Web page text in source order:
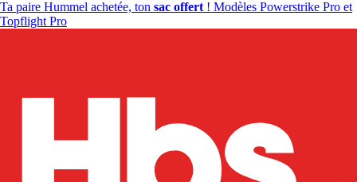
Ta paire Hummel achetée, ton sac offert ! Modèles Powerstrike Pro et
Topflight Pro